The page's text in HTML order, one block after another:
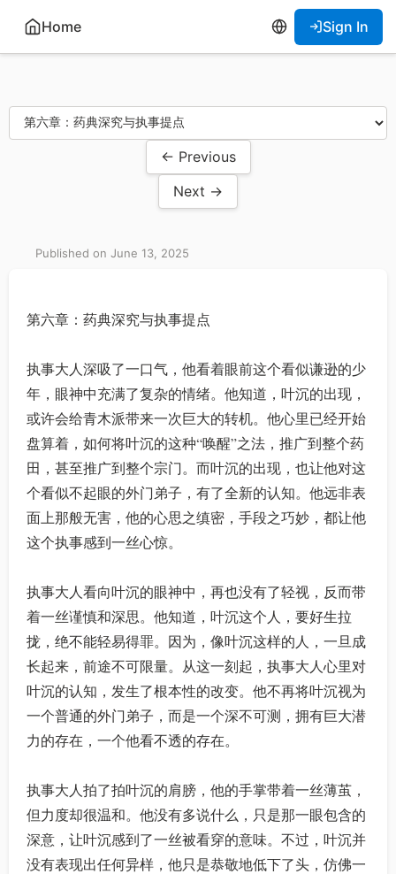
Home Sign In
← Previous
Next →
Published on June 13, 2025
第六章：药典深究与执事提点
执事大人深吸了一口气，他看着眼前这个看似谦逊的少
年，眼神中充满了复杂的情绪。他知道，叶沉的出现，
或许会给青木派带来一次巨大的转机。他心里已经开始
盘算着，如何将叶沉的这种“唤醒”之法，推广到整个药
田，甚至推广到整个宗门。而叶沉的出现，也让他对这
个看似不起眼的外门弟子，有了全新的认知。他远非表
面上那般无害，他的心思之缜密，手段之巧妙，都让他
这个执事感到一丝心惊。
执事大人看向叶沉的眼神中，再也没有了轻视，反而带
着一丝谨慎和深思。他知道，叶沉这个人，要好生拉
拢，绝不能轻易得罪。因为，像叶沉这样的人，一旦成
长起来，前途不可限量。从这一刻起，执事大人心里对
叶沉的认知，发生了根本性的改变。他不再将叶沉视为
一个普通的外门弟子，而是一个深不可测，拥有巨大潜
力的存在，一个他看不透的存在。
执事大人拍了拍叶沉的肩膀，他的手掌带着一丝薄茧，
但力度却很温和。他没有多说什么，只是那一眼包含的
深意，让叶沉感到了一丝被看穿的意味。不过，叶沉并
没有表现出任何异样，他只是恭敬地低下了头，仿佛一